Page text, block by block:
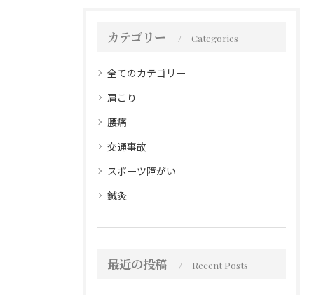
カテゴリー Categories
全てのカテゴリー
肩こり
腰痛
交通事故
スポーツ障がい
鍼灸
最近の投稿 Recent Posts